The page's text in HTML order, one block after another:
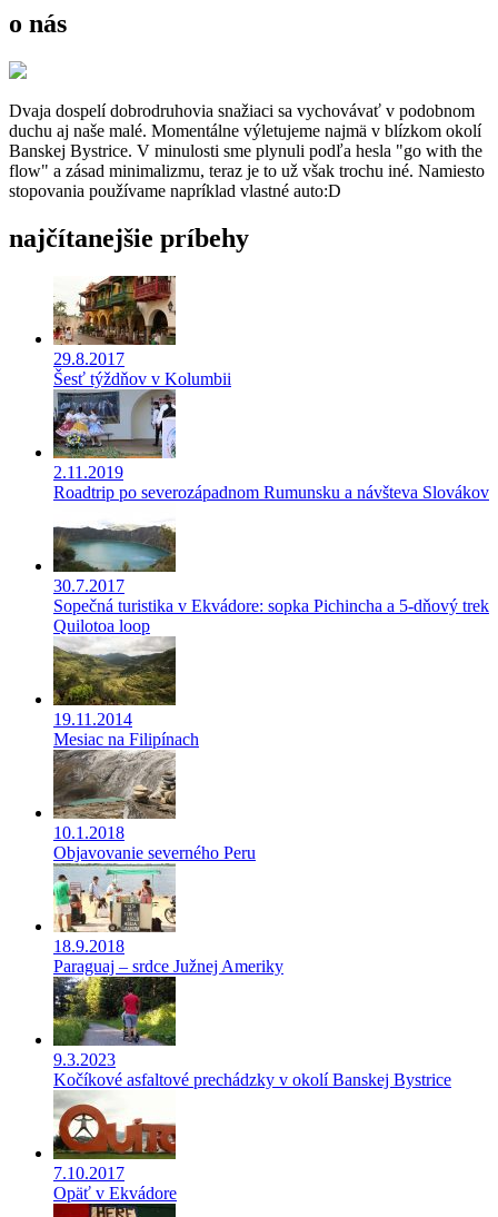
o nás
Dvaja dospelí dobrodruhovia snažiaci sa vychovávať v podobnom
duchu aj naše malé. Momentálne výletujeme najmä v blízkom okolí
Banskej Bystrice. V minulosti sme plynuli podľa hesla "go with the
flow" a zásad minimalizmu, teraz je to už však trochu iné. Namiesto
stopovania používame napríklad vlastné auto:D
najčítanejšie príbehy
29.8.2017
Šesť týždňov v Kolumbii
2.11.2019
Roadtrip po severozápadnom Rumunsku a návšteva Slovákov
30.7.2017
Sopečná turistika v Ekvádore: sopka Pichincha a 5-dňový trek
Quilotoa loop
19.11.2014
Mesiac na Filipínach
10.1.2018
Objavovanie severného Peru
18.9.2018
Paraguaj – srdce Južnej Ameriky
9.3.2023
Kočíkové asfaltové prechádzky v okolí Banskej Bystrice
7.10.2017
Opäť v Ekvádore